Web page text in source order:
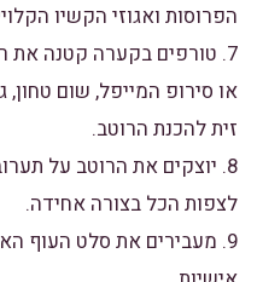
הפרוסות ואגוזי הקשיו
7. טורפים בקערה קטנה את
או סירופ המייפל, שום
זית להכנת הרוטב.
8. יוצקים את הרוטב על
לצפות הכל בצורה אחידה.
9. מעבירים את סלט העוף